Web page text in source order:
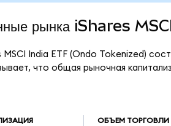
рынка iShares
MSCI India ETF (Ondo Tokenized)
что общая рыночная
ОБЪЕМ ТОРГОВЛИ